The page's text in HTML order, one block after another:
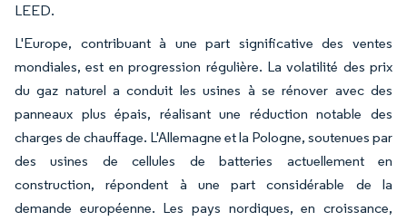
LEED.
L'Europe, contribuant à une part significative des ventes
mondiales, est en progression régulière. La volatilité des prix
du gaz naturel a conduit les usines à se rénover avec des
panneaux plus épais, réalisant une réduction notable des
charges de chauffage. L'Allemagne et la Pologne, soutenues par
des usines de cellules de batteries actuellement en
construction, répondent à une part considérable de la
demande européenne. Les pays nordiques, en croissance,